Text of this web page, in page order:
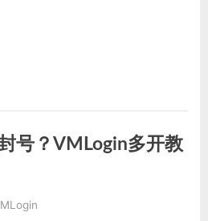
号？VMLogin多开教